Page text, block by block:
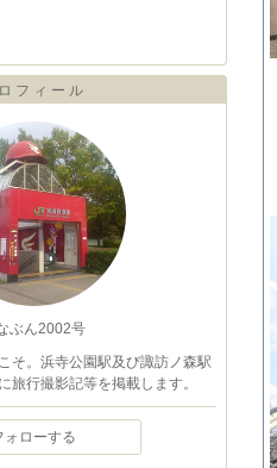
フィール
ぶん2002号
そ。浜寺公園駅及び諏訪ノ森駅
旅行撮影記等を掲載します。
ォローする